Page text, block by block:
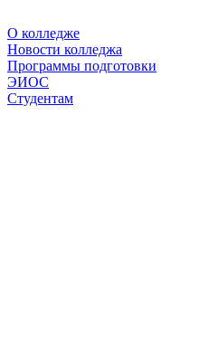
О колледже
Новости колледжа
Программы подготовки
ЭИОС
Студентам